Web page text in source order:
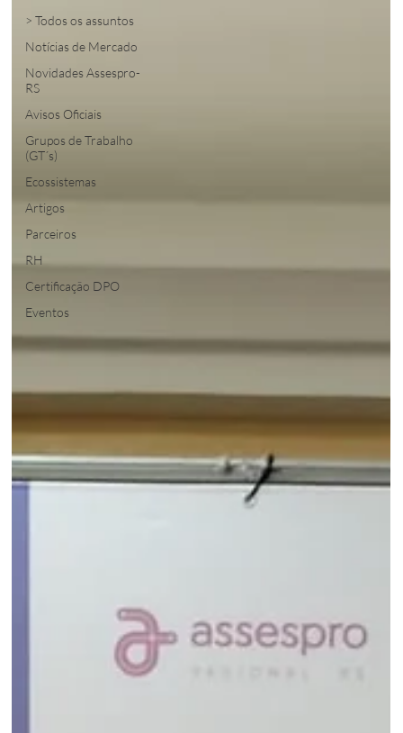
> Todos os assuntos
Notícias de Mercado
Novidades Assespro-
RS
Avisos Oficiais
Grupos de Trabalho
(GT´s)
Ecossistemas
Artigos
Parceiros
RH
Certificação DPO
Eventos